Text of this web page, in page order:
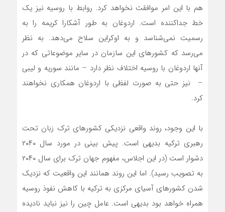
هم با این امر موافقت نخواهد کرد. روابط با روسیه نیز یک
خط جداکننده است. اردوغان به طور آشکارا کریمه را به
رسمیت نمی‌شناسد و به اوکراین سلاح می‌دهد. به نظر
می‌رسد که کشورهای این سازمان در سایر موضوعاتی که در
آنها اردوغان با روسیه اختلاف نظر دارد – مانند سوریه و لیبی
– نیز حتی به صورت لفظی با اردوغان همکاری نخواهند
کرد.
با این وجود، روند واقعی نزدیکی کشورهای ترک زبان تحت
رهبری ترکیه بدیهی است. پیش بینی در مورد سال ۲۰۴۰
دشوار است (در این اجلاس، مفهوم جهان ترک برای سال ۲۰۴۰
به تصویب رسید). اما این روند همانند این واقعیت که نزدیک
شدن کشورهای آسیای مرکزی به ترکیه با کاهش نفوذ روسیه
همراه خواهد بود بدیهی است. عامل چین را نیز نباید نادیده